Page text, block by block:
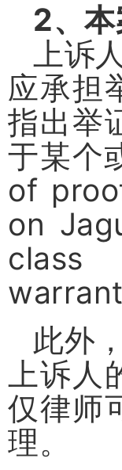
2、
上诉
应承担
指出举
于某个
of
on
class
此外
上诉
仅律师
理。